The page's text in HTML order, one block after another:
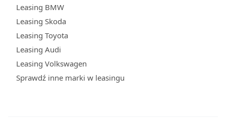
Leasing BMW
Leasing Skoda
Leasing Toyota
Leasing Audi
Leasing Volkswagen
Sprawdź inne marki w leasingu